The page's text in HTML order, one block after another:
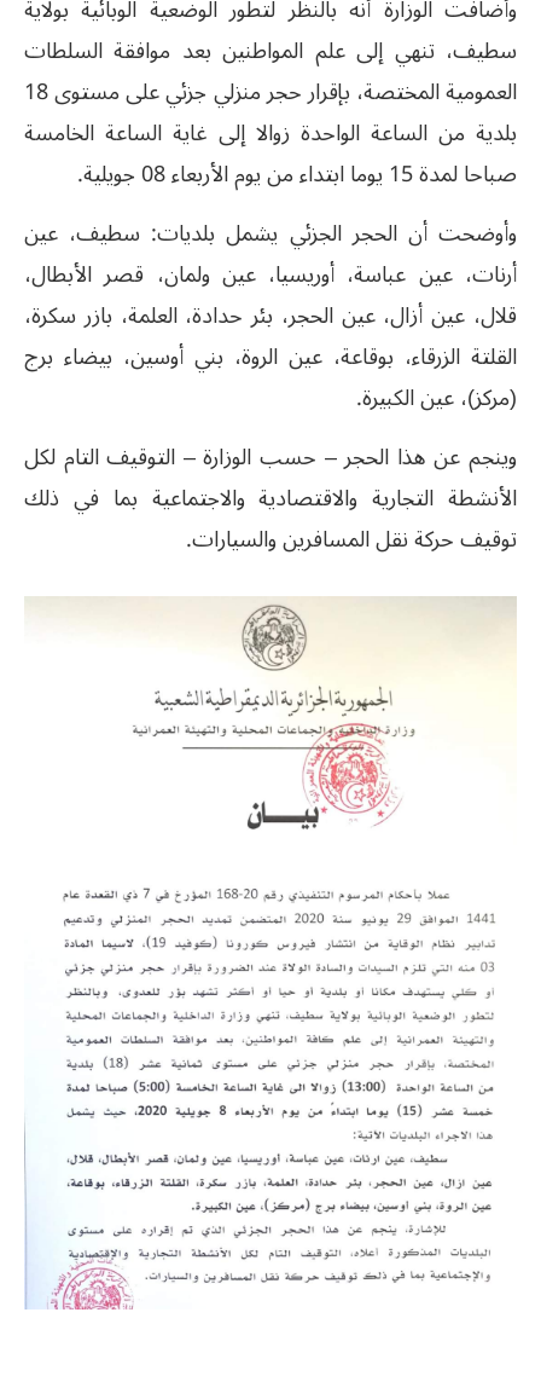
وأضافت الوزارة أنه بالنظر لتطور الوضعية الوبائية بولاية
سطيف، تنهي إلى علم المواطنين بعد موافقة السلطات
العمومية المختصة، بإقرار حجر منزلي جزئي على مستوى 18
بلدية من الساعة الواحدة زوالا إلى غاية الساعة الخامسة
صباحا لمدة 15 يوما ابتداء من يوم الأربعاء 08 جويلية.
وأوضحت أن الحجر الجزئي يشمل بلديات: سطيف، عين
أرنات، عين عباسة، أوريسيا، عين ولمان، قصر الأبطال،
قلال، عين أزال، عين الحجر، بئر حدادة، العلمة، بازر سكرة،
القلتة الزرقاء، بوقاعة، عين الروة، بني أوسين، بيضاء برج
(مركز)، عين الكبيرة.
وينجم عن هذا الحجر – حسب الوزارة – التوقيف التام لكل
الأنشطة التجارية والاقتصادية والاجتماعية بما في ذلك
توقيف حركة نقل المسافرين والسيارات.